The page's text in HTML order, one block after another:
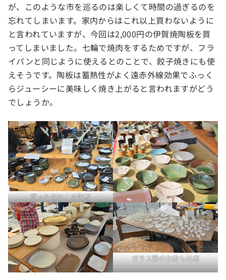
が、このような市を巡るのは楽しくて時間の過ぎるのを
忘れてしまいます。家内からはこれ以上買わないように
と言われていますが、今回は2,000円の伊賀焼陶板を買
ってしまいました。七輪で焼肉をするためですが、フラ
イパンと同じように使えるとのことで、餃子焼きにも使
えそうです。陶板は蓄熱性がよく遠赤外線効果でふっく
らジューシーに美味しく焼き上がると言われますがどう
でしょうか。
買ったのはこの陶板
ガラス器のお店も出店